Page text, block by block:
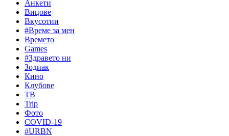
Анкети
Вицове
Вкусотии
#Време за мен
Времето
Games
#Здравето ни
Зодиак
Кино
Клубове
ТВ
Trip
Фото
COVID-19
#URBN